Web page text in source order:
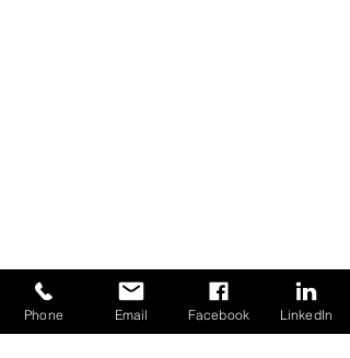
CONTATTAMI
Phone Email Facebook LinkedIn